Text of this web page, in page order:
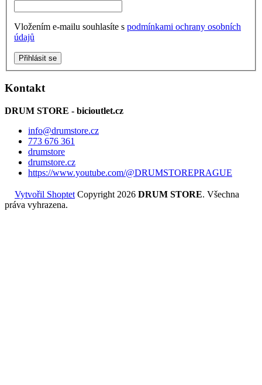
Vložením e-mailu souhlasíte s podmínkami ochrany osobních
údajů
Přihlásit se
Kontakt
DRUM STORE - bicioutlet.cz
info@drumstore.cz
773 676 361
drumstore
drumstore.cz
https://www.youtube.com/@DRUMSTOREPRAGUE
Vytvořil Shoptet Copyright 2026 DRUM STORE. Všechna
práva vyhrazena.